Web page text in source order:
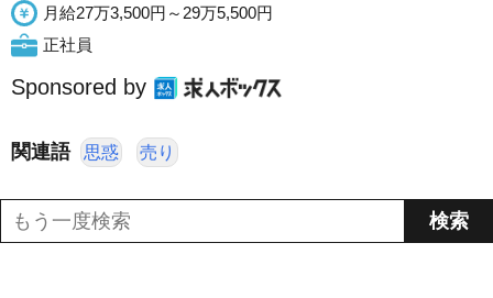
月給27万3,500円～29万5,500円
正社員
Sponsored by
関連語 思惑 売り